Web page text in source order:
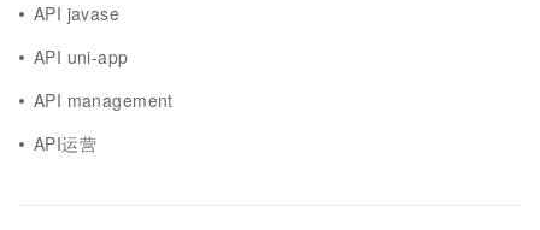
API javase
API uni-app
API management
API运营